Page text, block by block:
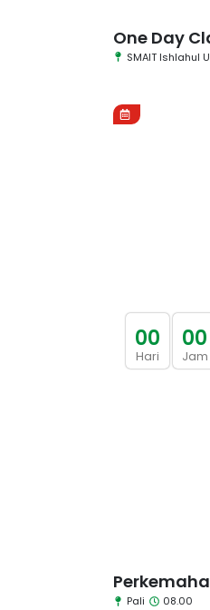
One Day
SMAIT Ishlahul
Pali 08.00
00
Hari
00
Jam